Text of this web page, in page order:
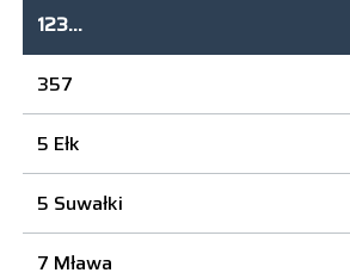
123...
357
5 Ełk
5 Suwałki
7 Mława